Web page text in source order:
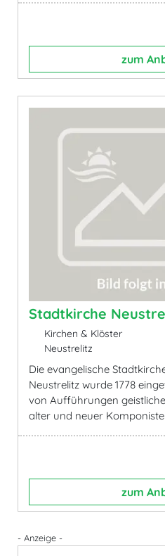
zum
Stadtkirche
Kirchen & Klöster
Neustrelitz
Die evangelische
Neustrelitz wurde 1778
von Aufführungen
alter und neuer
zum
- Anzeige -